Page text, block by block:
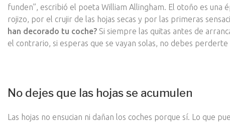
funden”, escribió el poeta William Allingham. El otoño es una
rojizo, por el crujir de las hojas secas y por las primeras
han decorado tu coche? Si siempre las quitas antes de
el contrario, si esperas que se vayan solas, no debes
No dejes que las hojas se acumulen
Las hojas no ensucian ni dañan los coches porque sí. Lo que